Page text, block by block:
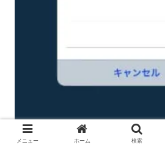
メニュー ホーム 検索